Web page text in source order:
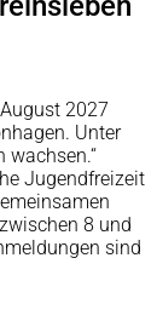
2027
Unter
wachsen.“
Jugendfreizeit
8 und
sind